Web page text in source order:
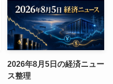
2026年8月5日の経済ニュー
ス整理